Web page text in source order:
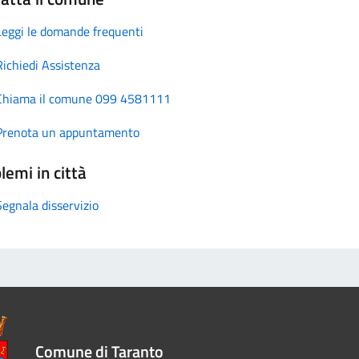
le domande frequenti
Assistenza
il comune 099 4581111
un appuntamento
in città
disservizio
Comune di Taranto